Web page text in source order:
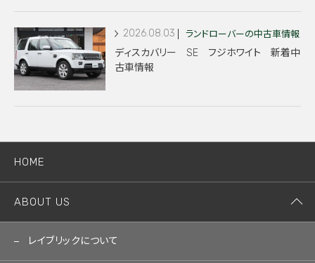
2026.08.03 ランドローバーの中古車情報
ディスカバリー SE フジホワイト 新着中
古車情報
HOME
ABOUT US
レイブリックについて